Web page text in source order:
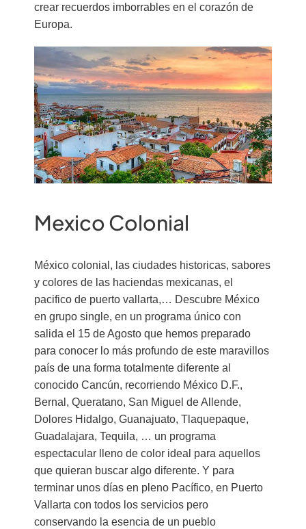
crear recuerdos imborrables en el corazón de
Europa.
Mexico Colonial
México colonial, las ciudades historicas, sabores
y colores de las haciendas mexicanas, el
pacifico de puerto vallarta,… Descubre México
en grupo single, en un programa único con
salida el 15 de Agosto que hemos preparado
para conocer lo más profundo de este maravillos
país de una forma totalmente diferente al
conocido Cancún, recorriendo México D.F.,
Bernal, Queratano, San Miguel de Allende,
Dolores Hidalgo, Guanajuato, Tlaquepaque,
Guadalajara, Tequila, … un programa
espectacular lleno de color ideal para aquellos
que quieran buscar algo diferente. Y para
terminar unos días en pleno Pacífico, en Puerto
Vallarta con todos los servicios pero
conservando la esencia de un pueblo